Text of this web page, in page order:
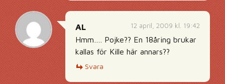
12 april, 2009 kl. 19:42
AL
Hmm…. Pojke?? En 18åring brukar
kallas för Kille här annars??
Svara